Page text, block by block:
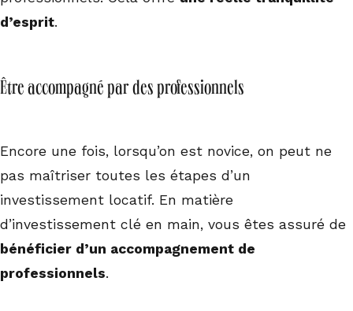
d’esprit.
Être accompagné par des professionnels
Encore une fois, lorsqu’on est novice, on peut ne
pas maîtriser toutes les étapes d’un
investissement locatif. En matière
d’investissement clé en main, vous êtes assuré de
bénéficier d’un accompagnement de
professionnels.